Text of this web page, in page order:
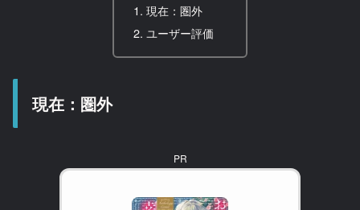
現在：圏外
ユーザー評価
現在：圏外
PR